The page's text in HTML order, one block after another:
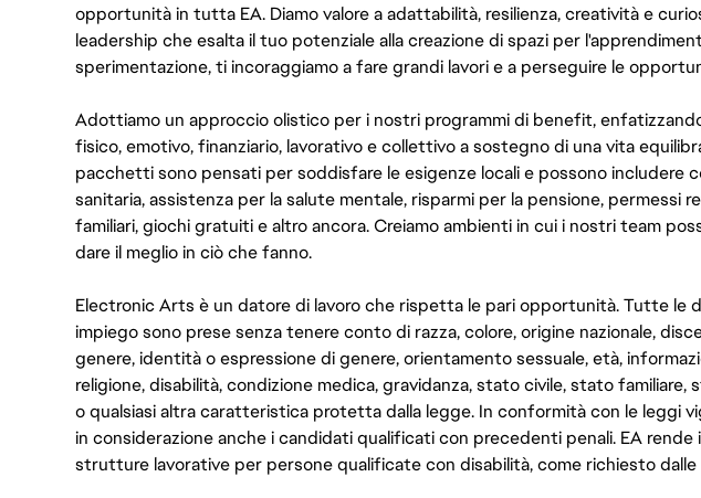
opportunità in tutta EA. Diamo valore a adattabilità, resilienza, creatività e
leadership che esalta il tuo potenziale alla creazione di spazi per
sperimentazione, ti incoraggiamo a fare grandi lavori e a perseguire le
Adottiamo un approccio olistico per i nostri programmi di benefit,
fisico, emotivo, finanziario, lavorativo e collettivo a sostegno di una vita
pacchetti sono pensati per soddisfare le esigenze locali e possono includere
sanitaria, assistenza per la salute mentale, risparmi per la pensione, permessi
familiari, giochi gratuiti e altro ancora. Creiamo ambienti in cui i nostri team
dare il meglio in ciò che fanno.
Electronic Arts è un datore di lavoro che rispetta le pari opportunità. Tutte le
impiego sono prese senza tenere conto di razza, colore, origine nazionale,
genere, identità o espressione di genere, orientamento sessuale, età,
religione, disabilità, condizione medica, gravidanza, stato civile, stato familiare,
o qualsiasi altra caratteristica protetta dalla legge. In conformità con le leggi
in considerazione anche i candidati qualificati con precedenti penali. EA rende
strutture lavorative per persone qualificate con disabilità, come richiesto